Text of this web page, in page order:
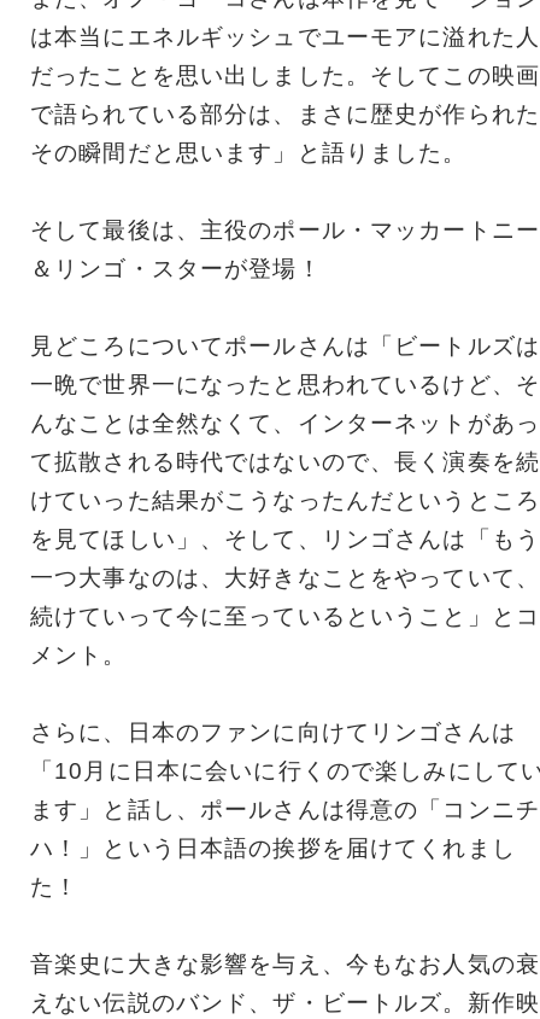
は本当にエネルギッシュでユーモアに溢れた人
だったことを思い出しました。そしてこの映画
で語られている部分は、まさに歴史が作られた
その瞬間だと思います」と語りました。
そして最後は、主役のポール・マッカートニー
＆リンゴ・スターが登場！
見どころについてポールさんは「ビートルズは
一晩で世界一になったと思われているけど、そ
んなことは全然なくて、インターネットがあっ
て拡散される時代ではないので、長く演奏を続
けていった結果がこうなったんだというところ
を見てほしい」、そして、リンゴさんは「もう
一つ大事なのは、大好きなことをやっていて、
続けていって今に至っているということ」とコ
メント。
さらに、日本のファンに向けてリンゴさんは
「10月に日本に会いに行くので楽しみにして
ます」と話し、ポールさんは得意の「コンニチ
ハ！」という日本語の挨拶を届けてくれまし
た！
音楽史に大きな影響を与え、今もなお人気の衰
えない伝説のバンド、ザ・ビートルズ。新作映